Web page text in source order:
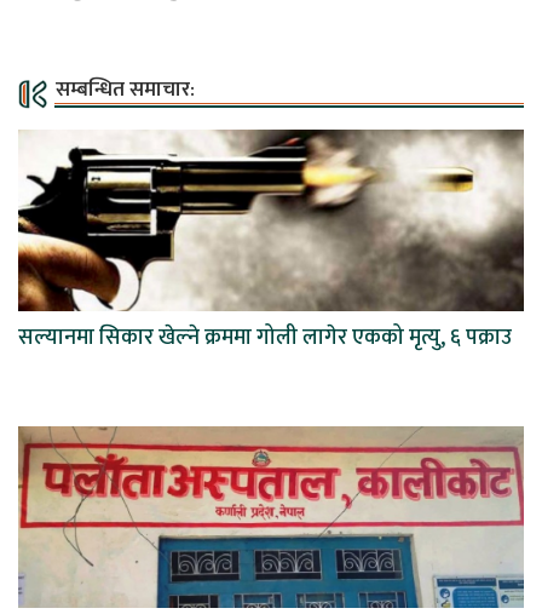
सम्बन्धित समाचार:
सल्यानमा सिकार खेल्ने क्रममा गोली लागेर एकको मृत्यु, ६ पक्राउ